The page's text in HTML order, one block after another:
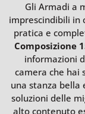
Gli Armadi a
imprescindibili in
pratica e
Composizione
informazioni
camera che hai
una stanza bella
soluzioni delle
alto contenuto